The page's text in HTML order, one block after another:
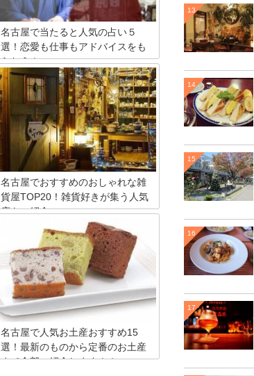
名古屋で当たると人気の占い５
選！恋愛も仕事もアドバイスをも
らおう！
恋愛運に仕事運に金運に・・悩みが尽き
ない時は占いでアドバイスが欲しい！気
分転換の旅行の一環で旅先の占いの館に
立ち寄る人は意外と多いものです。そこ
で、人気観光地の名古屋で地元の人も当
たると認める人気の占いの館を5つピッ
クアップしてみました。
名古屋でおすすめのおしゃれな雑
貨屋TOP20！雑貨好きが集う人気
店をご紹介
観光地としても人気の名古屋にはコアな
雑貨好きさんも認める人気の雑貨屋がた
くさん！おしゃれなテイストがお好みで
すか？それともかわいいのが好き？キッ
チン用品が豊富なお店や、珍しい食器が
買えるショップ、アンティーク品が並ぶ
美術館のような雑貨店など、おすすめを
20件ご紹介します。名古屋で雑貨屋めぐ
りを楽しんで！
名古屋で人気お土産おすすめ15
選！最新のものから定番のお土産
まで全部ご紹介します！！
13
14
15
16
17